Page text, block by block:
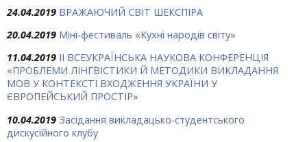
24.04.2019 ВРАЖАЮЧИЙ СВІТ ШЕКСПІРА
20.04.2019 Міні-фестиваль «Кухні народів світу»
11.04.2019 ІІ ВСЕУКРАЇНСЬКА НАУКОВА КОНФЕРЕНЦІЯ
«ПРОБЛЕМИ ЛІНГВІСТИКИ Й МЕТОДИКИ ВИКЛАДАННЯ
МОВ У КОНТЕКСТІ ВХОДЖЕННЯ УКРАЇНИ У
ЄВРОПЕЙСЬКИЙ ПРОСТІР»
10.04.2019 Засідання викладацько-студентського
дискусійного клубу